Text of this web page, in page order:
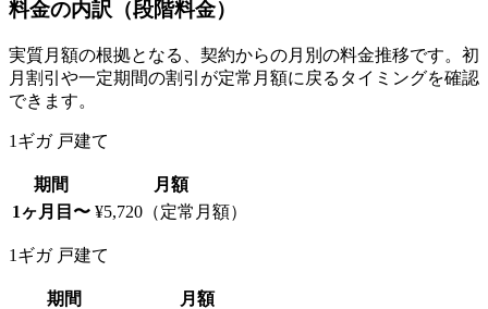
料金の内訳（段階料金）
実質月額の根拠となる、契約からの月別の料金推移です。初
月割引や一定期間の割引が定常月額に戻るタイミングを確認
できます。
1ギガ 戸建て
期間
月額
1ヶ月目〜 ¥5,720（定常月額）
1ギガ 戸建て
期間
月額